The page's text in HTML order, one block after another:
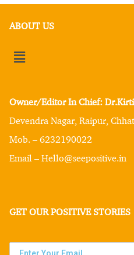
ABOUT US
Owner/Editor In Chief:
Devendra Nagar, Raipur,
Mob. – 6232190022
Email – Hello@seepositive.in
GET OUR POSITIVE STORIES